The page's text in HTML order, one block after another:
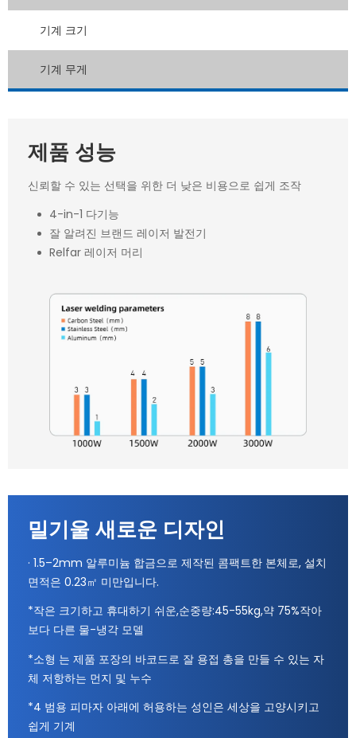
기계 크기
기계 무게
제품 성능
신뢰할 수 있는 선택을 위한 더 낮은 비용으로 쉽게 조작
4-in-1 다기능
잘 알려진 브랜드 레이저 발전기
Relfar 레이저 머리
밀기울 새로운 디자인
· 1.5–2mm 알루미늄 합금으로 제작된 콤팩트한 본체로, 설치
면적은 0.23㎡ 미만입니다.
*작은 크기하고 휴대하기 쉬운,순중량:45-55kg,약 75%작아
보다 다른 물-냉각 모델
*소형 는 제품 포장의 바코드로 잘 용접 총을 만들 수 있는 자
체 저항하는 먼지 및 누수
*4 범용 피마자 아래에 허용하는 성인은 세상을 고양시키고
쉽게 기계